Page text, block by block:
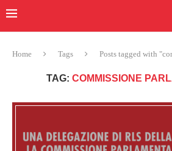
Home Tags Posts tagged with
TAG: COMMISSIONE